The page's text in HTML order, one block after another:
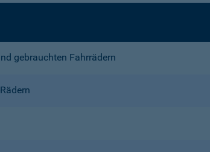
gebrauchten Fahrrädern